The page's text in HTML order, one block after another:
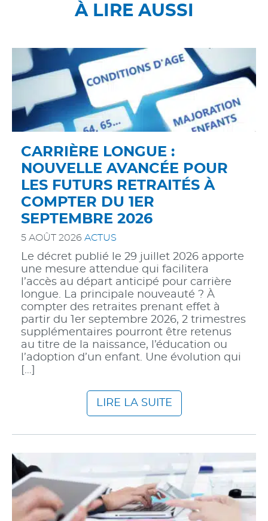
À LIRE AUSSI
CARRIÈRE LONGUE :
NOUVELLE AVANCÉE POUR
LES FUTURS RETRAITÉS À
COMPTER DU 1ER
SEPTEMBRE 2026
5 AOÛT 2026 ACTUS
Le décret publié le 29 juillet 2026 apporte
une mesure attendue qui facilitera
l’accès au départ anticipé pour carrière
longue. La principale nouveauté ? À
compter des retraites prenant effet à
partir du 1er septembre 2026, 2 trimestres
supplémentaires pourront être retenus
au titre de la naissance, l’éducation ou
l’adoption d’un enfant. Une évolution qui
LIRE LA SUITE